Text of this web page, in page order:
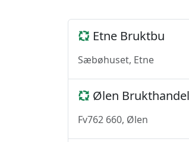
Etne Bruktbu
Sæbøhuset, Etne
Ølen Brukthandel
Fv762 660, Ølen